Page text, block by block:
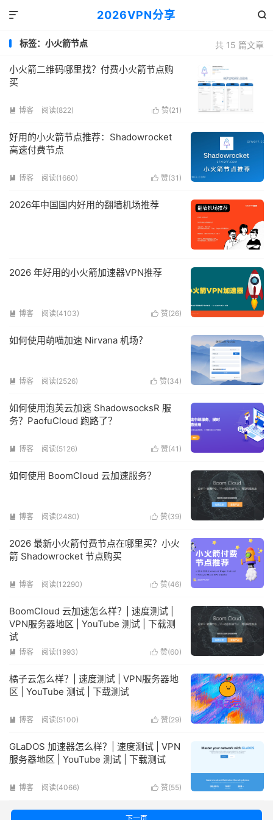
2026VPN分享 

共 15 篇文章
标签：小火箭节点
小火箭二维码哪里找？付费小火箭节点购
买
 赞(21 )
 博客 阅读(822)
好用的小火箭节点推荐：Shadowrocket
高速付费节点
 赞(31 )
 博客 阅读(1660)
2026年中国国内好用的翻墙机场推荐
2026 年好用的小火箭加速器VPN推荐
 赞(26)
 博客 阅读(4103)
如何使用萌喵加速 Nirvana 机场？
 赞(34)
 博客 阅读(2526)
如何使用泡芙云加速 ShadowsocksR 服
务？PaofuCloud 跑路了？
 赞(41 )
 博客 阅读(5126)
如何使用 BoomCloud 云加速服务？
 赞(39)
 博客 阅读(2480)
2026 最新小火箭付费节点在哪里买？小火
箭 Shadowrocket 节点购买
 赞(46)
 博客 阅读(12290)
BoomCloud 云加速怎么样？| 速度测试 |
VPN服务器地区 | YouTube 测试 | 下载测
试
 赞(60)
 博客 阅读(1993)
橘子云怎么样？| 速度测试 | VPN服务器地
区 | YouTube 测试 | 下载测试
 赞(29)
 博客 阅读(5100)
GLaDOS 加速器怎么样？| 速度测试 | VPN
服务器地区 | YouTube 测试 | 下载测试
 赞(55)
 博客 阅读(4066)